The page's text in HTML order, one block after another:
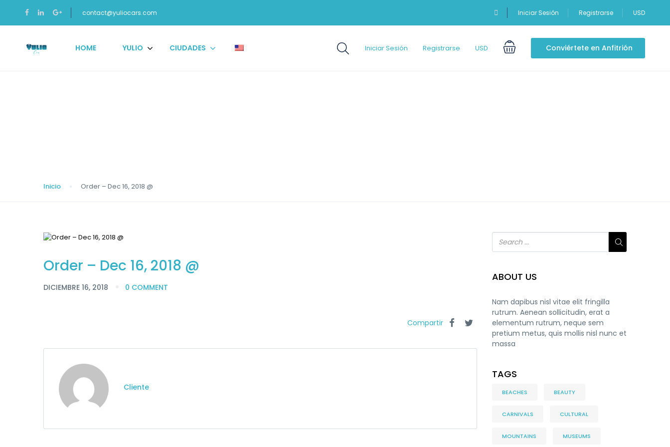
contact@yuliocars.com Iniciar Sesión Registrarse USD
HOME YULIO CIUDADES Iniciar Sesión Registrarse USD Conviértete en Anfitrión
Inicio Order – Dec 16, 2018 @
Order – Dec 16, 2018 @
DICIEMBRE 16, 2018 0 COMMENT
Compartir
Cliente
ABOUT US
Nam dapibus nisl vitae elit fringilla
rutrum. Aenean sollicitudin, erat a
elementum rutrum, neque sem
pretium metus, quis mollis nisl nunc et
massa
TAGS
BEACHES BEAUTY
CARNIVALS CULTURAL
MOUNTAINS MUSEUMS